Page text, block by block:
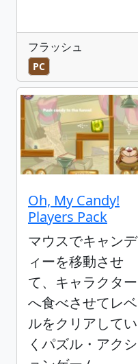
フラッシュ
PC
Oh, My Candy!
Players Pack
マウスでキャンデ
ィーを移動させ
て、キャラクター
へ食べさせてレベ
ルをクリアしてい
くパズル・アクシ